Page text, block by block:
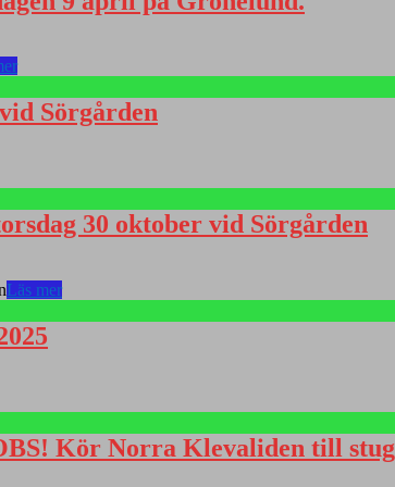
Sörgården
30 oktober vid Sörgården
Läs mer
Kör Norra Klevaliden till